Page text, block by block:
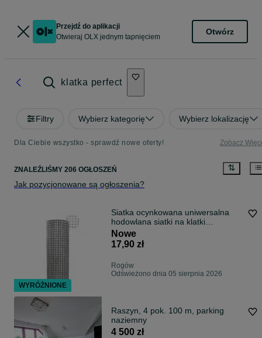
Przejdź do aplikacji
Otwieraj OLX jednym tapnięciem
Otwórz
klatka perfect
Filtry Wybierz kategorię Wybierz lokalizację
Dla Ciebie wszystko - sprawdź nowe oferty! Zobacz
ZNALEŹLIŚMY 206 OGŁOSZEŃ
Jak pozycjonowane są ogłoszenia?
Siatka ocynkowana uniwersalna
hodowlana siatki na klatki
ogrodzenia
Nowe
17,90 zł
Rogów
Odświeżono dnia 05 sierpnia 2026
Raszyn, 4 pok. 100 m, parking
naziemny
4 500 zł
WYRÓŻNIONE